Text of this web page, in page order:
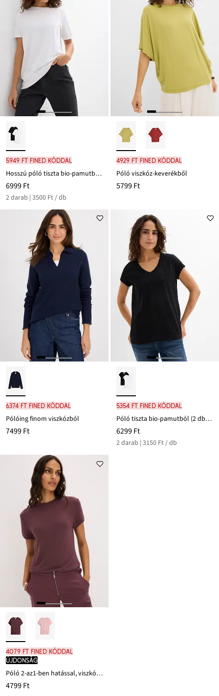
5949 Ft FINED kóddal
Hosszú póló tiszta bio-pamutból (2 db-os csomag)
6999 Ft
2 darab | 3500 Ft / db
4929 Ft FINED kóddal
Póló viszkóz-keverékből
5799 Ft
6374 Ft FINED kóddal
Pólóing finom viszkózból
7499 Ft
5354 Ft FINED kóddal
Póló tiszta bio-pamutból (2 db-os csomag)
6299 Ft
2 darab | 3150 Ft / db
4079 Ft FINED kóddal
újdonság
Póló 2-az1-ben hatással, viszkóz-keverékből
4799 Ft